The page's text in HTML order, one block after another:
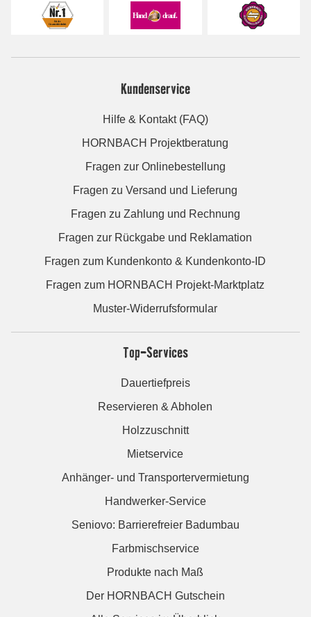
Kundenservice
Hilfe & Kontakt (FAQ)
HORNBACH Projektberatung
Fragen zur Onlinebestellung
Fragen zu Versand und Lieferung
Fragen zu Zahlung und Rechnung
Fragen zur Rückgabe und Reklamation
Fragen zum Kundenkonto & Kundenkonto-ID
Fragen zum HORNBACH Projekt-Marktplatz
Muster-Widerrufsformular
Top-Services
Dauertiefpreis
Reservieren & Abholen
Holzzuschnitt
Mietservice
Anhänger- und Transportervermietung
Handwerker-Service
Seniovo: Barrierefreier Badumbau
Farbmischservice
Produkte nach Maß
Der HORNBACH Gutschein